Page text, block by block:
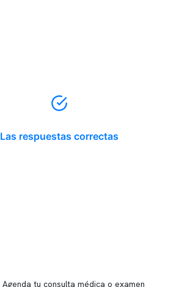
Las respuestas correctas
Agenda tu consulta médica o examen